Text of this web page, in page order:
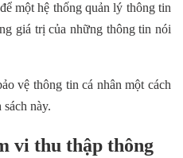
một hệ thống quản lý thông tin
giá trị của những thông tin nói
vệ thông tin cá nhân một cách
này.
vi thu thập thông